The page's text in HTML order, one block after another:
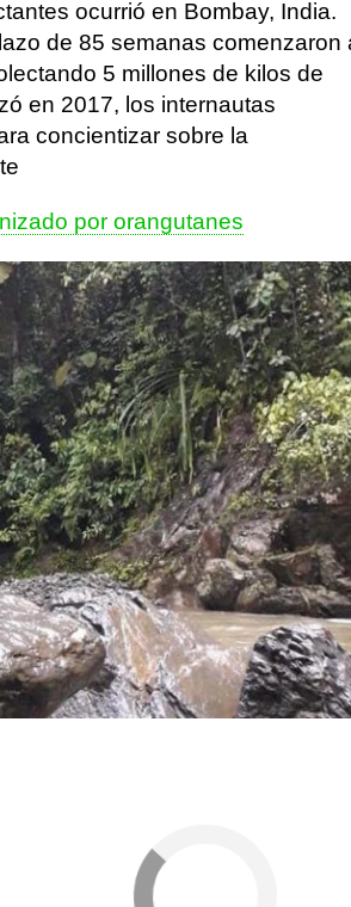
ocurrió en Bombay, India.
de 85 semanas comenzaron
5 millones de kilos de
en 2017, los internautas
concientizar sobre la
por orangutanes